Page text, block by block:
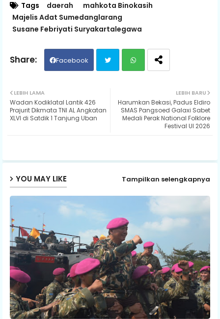
Tags daerah
mahkota Binokasih
Majelis Adat Sumedanglarang
Susane Febriyati Suryakartalegawa
Facebook
ats
LEBIH BARU
Harumkan Bekasi, Padus Eldiro
SMAS Pangsoed Galaxi Sabet
Medali Perak National Folklore
Festival UI 2026
LEBIH LAMA
Wadan Kodiklatal Lantik 426
Prajurit Dikmata TNI AL Angkatan
XLVI di Satdik 1 Tanjung Uban
YOU MAY LIKE Tampilkan selengkapnya